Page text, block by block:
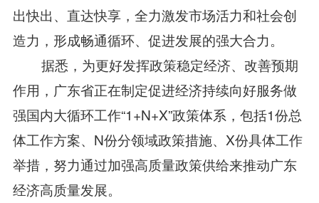
出快出、直达快享，全力激发市场活力和社会创
造力，形成畅通循环、促进发展的强大合力。
据悉，为更好发挥政策稳定经济、改善预期
作用，广东省正在制定促进经济持续向好服务做
强国内大循环工作“1+N+X”政策体系，包括1份总
体工作方案、N份分领域政策措施、X份具体工作
举措，努力通过加强高质量政策供给来推动广东
经济高质量发展。